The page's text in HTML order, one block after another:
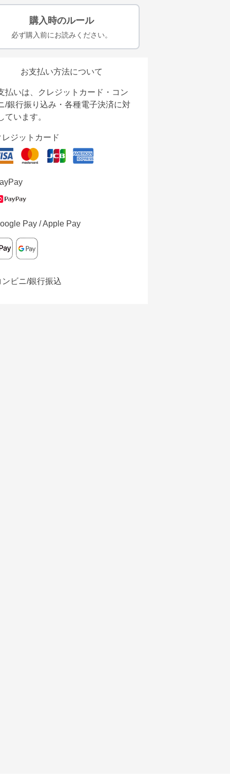
購入時のルール
必ず購入前にお読みください。
お支払い方法について
払いは、クレジットカード・コン
/銀行振り込み・各種電子決済に対
ています。
レジットカード
Pay / Apple Pay
ンビニ/銀行振込